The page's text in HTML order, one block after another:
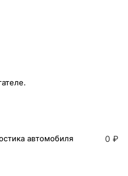
автомобиля 0 ₽